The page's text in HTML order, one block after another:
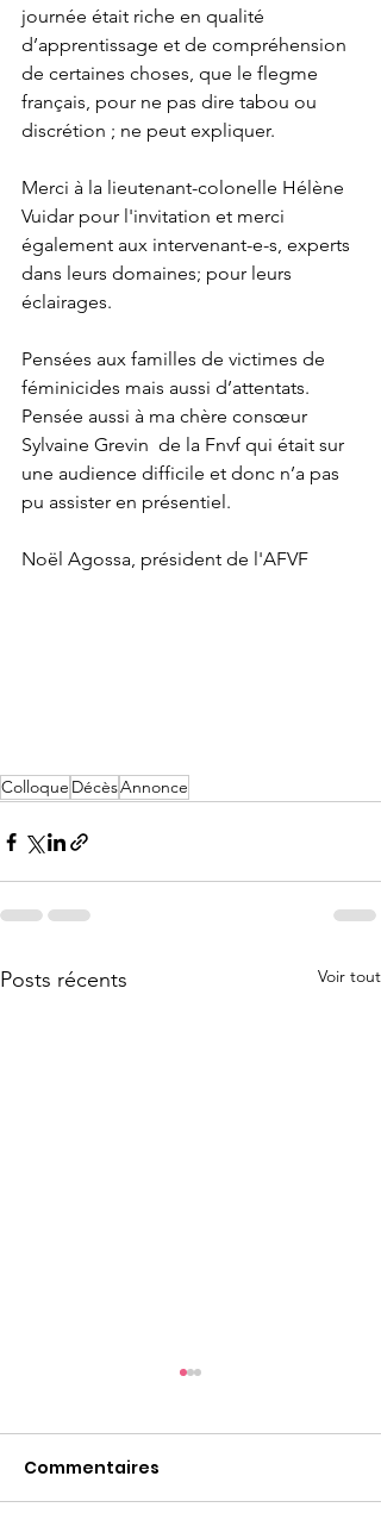
journée était riche en qualité
d’apprentissage et de compréhension
de certaines choses, que le flegme
français, pour ne pas dire tabou ou
discrétion ; ne peut expliquer.
Merci à la lieutenant-colonelle Hélène
Vuidar pour l'invitation et merci
également aux intervenant-e-s, experts
dans leurs domaines; pour leurs
éclairages.
Pensées aux familles de victimes de
féminicides mais aussi d’attentats.
Pensée aussi à ma chère consœur
Sylvaine Grevin  de la Fnvf qui était sur
une audience difficile et donc n’a pas
pu assister en présentiel.
Noël Agossa, président de l'AFVF
Colloque DécèsAnnonce
Posts récents Voir tout
Commentaires